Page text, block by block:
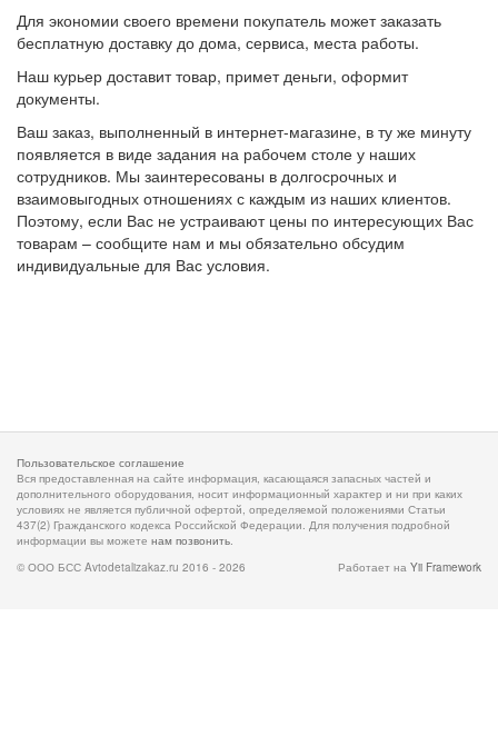
Для экономии своего времени покупатель может заказать
бесплатную доставку до дома, сервиса, места работы.
Наш курьер доставит товар, примет деньги, оформит
документы.
Ваш заказ, выполненный в интернет-магазине, в ту же минуту
появляется в виде задания на рабочем столе у наших
сотрудников. Мы заинтересованы в долгосрочных и
взаимовыгодных отношениях с каждым из наших клиентов.
Поэтому, если Вас не устраивают цены по интересующих Вас
товарам – сообщите нам и мы обязательно обсудим
индивидуальные для Вас условия.
Пользовательское соглашение
Вся предоставленная на сайте информация, касающаяся запасных частей и
дополнительного оборудования, носит информационный характер и ни при каких
условиях не является публичной офертой, определяемой положениями Статьи
437(2) Гражданского кодекса Российской Федерации. Для получения подробной
информации вы можете нам позвонить.
© ООО БСС Avtodetalizakaz.ru 2016 - 2026
Работает на Yii Framework